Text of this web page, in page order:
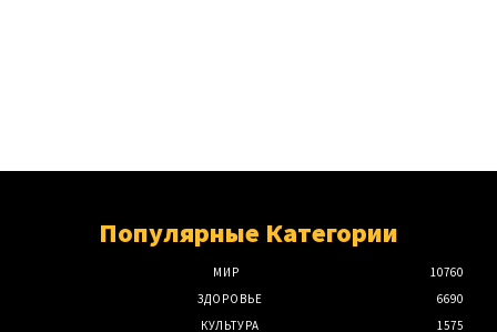
Популярные Категории
МИР
10760
ЗДОРОВЬЕ
6690
КУЛЬТУРА
1575